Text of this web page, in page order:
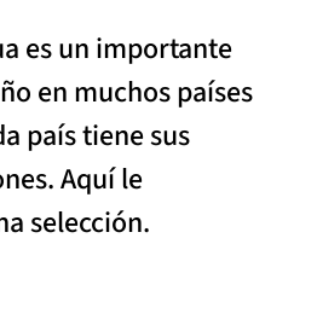
es un importante
en muchos países
país tiene sus
Aquí le
selección.